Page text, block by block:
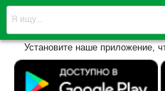
Установите наше приложение,